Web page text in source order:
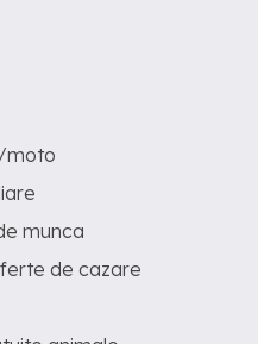
moto
munca
de cazare